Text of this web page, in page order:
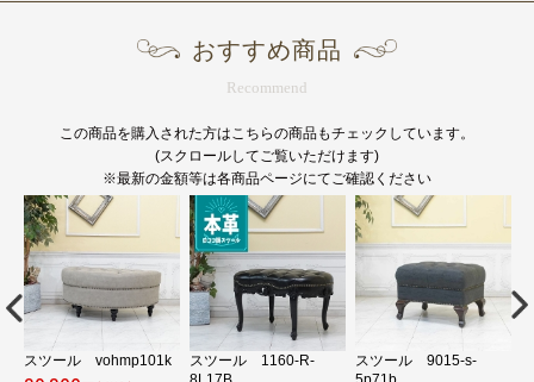
おすすめ商品
Recommend
この商品を購入された方はこちらの商品もチェックしています。
(スクロールしてご覧いただけます)
※最新の金額等は各商品ページにてご確認ください
スツール vohmp101k
スツール 1160-R-
スツール 9015-s-